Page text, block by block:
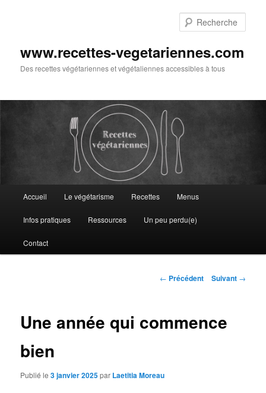
www.recettes-vegetariennes.com
Des recettes végétariennes et végétaliennes accessibles à tous
Accueil Le végétarisme Recettes Menus
Infos pratiques Ressources Un peu perdu(e)
Contact
Navigation
← Précédent Suivant →
Une année qui commence
bien
Publié le3 janvier 2025par Laetitia Moreau